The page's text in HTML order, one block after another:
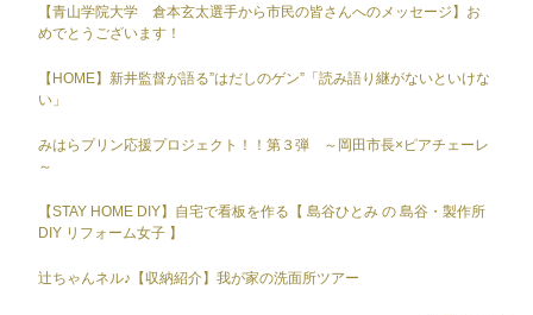
【青山学院大学 倉本玄太選手から市民の皆さんへのメッセージ】お
めでとうございます！
【HOME】新井監督が語る”はだしのゲン”「読み語り継がないといけな
い」
みはらプリン応援プロジェクト！！第３弾 ～岡田市長×ピアチェーレ
～
【STAY HOME DIY】自宅で看板を作る【 島谷ひとみ の 島谷・製作所
DIY リフォーム女子 】
辻ちゃんネル♪【収納紹介】我が家の洗面所ツアー